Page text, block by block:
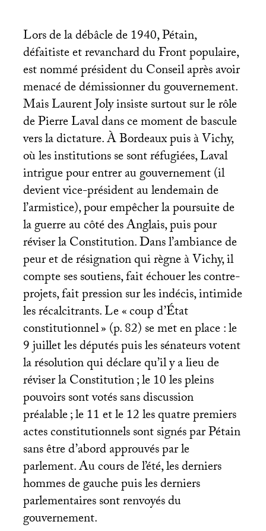
Lors de la débâcle de 1940, Pétain,
défaitiste et revanchard du Front populaire,
est nommé président du Conseil après avoir
menacé de démissionner du gouvernement.
Mais Laurent Joly insiste surtout sur le rôle
de Pierre Laval dans ce moment de bascule
vers la dictature. À Bordeaux puis à Vichy,
où les institutions se sont réfugiées, Laval
intrigue pour entrer au gouvernement (il
devient vice-président au lendemain de
l’armistice), pour empêcher la poursuite de
la guerre au côté des Anglais, puis pour
réviser la Constitution. Dans l’ambiance de
peur et de résignation qui règne à Vichy, il
compte ses soutiens, fait échouer les contre-
projets, fait pression sur les indécis, intimide
les récalcitrants. Le «coup d’État
constitutionnel» (p. 82) se met en place : le
9 juillet les députés puis les sénateurs votent
la résolution qui déclare qu’il y a lieu de
réviser la Constitution; le 10 les pleins
pouvoirs sont votés sans discussion
préalable; le 11 et le 12 les quatre premiers
actes constitutionnels sont signés par Pétain
sans être d’abord approuvés par le
parlement. Au cours de l’été, les derniers
hommes de gauche puis les derniers
parlementaires sont renvoyés du
gouvernement.